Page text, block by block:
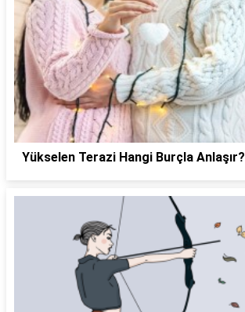
Yükselen Terazi Hangi Burçla Anlaşır?